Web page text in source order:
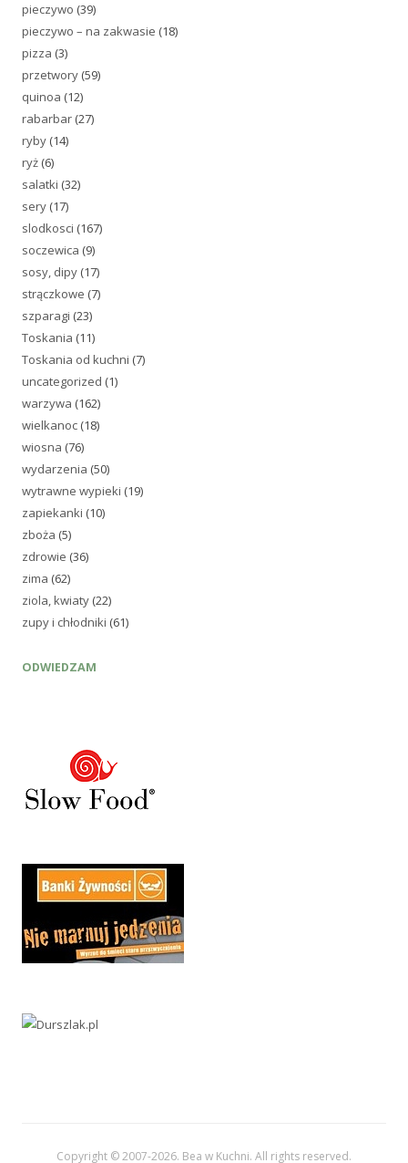
pieczywo (39)
pieczywo – na zakwasie (18)
pizza (3)
przetwory (59)
quinoa (12)
rabarbar (27)
ryby (14)
ryż (6)
salatki (32)
sery (17)
slodkosci (167)
soczewica (9)
sosy, dipy (17)
strączkowe (7)
szparagi (23)
Toskania (11)
Toskania od kuchni (7)
uncategorized (1)
warzywa (162)
wielkanoc (18)
wiosna (76)
wydarzenia (50)
wytrawne wypieki (19)
zapiekanki (10)
zboża (5)
zdrowie (36)
zima (62)
ziola, kwiaty (22)
zupy i chłodniki (61)
ODWIEDZAM
Copyright © 2007-2026. Bea w Kuchni. All rights reserved.